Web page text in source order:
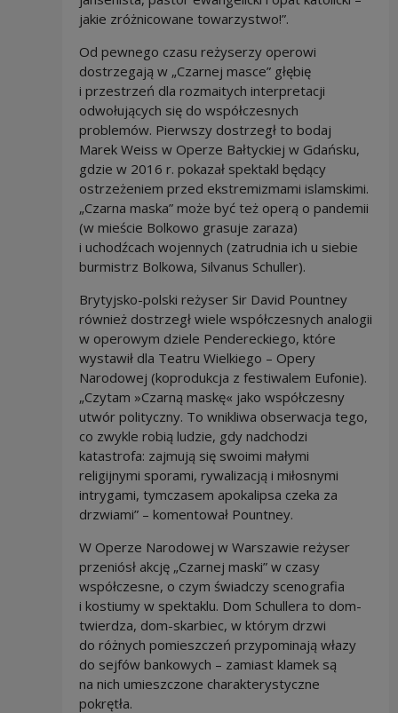
jakie zróżnicowane towarzystwo!”.
Od pewnego czasu reżyserzy operowi
dostrzegają w „Czarnej masce” głębię
i przestrzeń dla rozmaitych interpretacji
odwołujących się do współczesnych
problemów. Pierwszy dostrzegł to bodaj
Marek Weiss w Operze Bałtyckiej w Gdańsku,
gdzie w 2016 r. pokazał spektakl będący
ostrzeżeniem przed ekstremizmami islamskimi.
„Czarna maska” może być też operą o pandemii
(w mieście Bolkowo grasuje zaraza)
i uchodźcach wojennych (zatrudnia ich u siebie
burmistrz Bolkowa, Silvanus Schuller).
Brytyjsko-polski reżyser Sir David Pountney
również dostrzegł wiele współczesnych analogii
w operowym dziele Pendereckiego, które
wystawił dla Teatru Wielkiego – Opery
Narodowej (koprodukcja z festiwalem Eufonie).
„Czytam »Czarną maskę« jako współczesny
utwór polityczny. To wnikliwa obserwacja tego,
co zwykle robią ludzie, gdy nadchodzi
katastrofa: zajmują się swoimi małymi
religijnymi sporami, rywalizacją i miłosnymi
intrygami, tymczasem apokalipsa czeka za
drzwiami” – komentował Pountney.
W Operze Narodowej w Warszawie reżyser
przeniósł akcję „Czarnej maski” w czasy
współczesne, o czym świadczy scenografia
i kostiumy w spektaklu. Dom Schullera to dom-
twierdza, dom-skarbiec, w którym drzwi
do różnych pomieszczeń przypominają włazy
do sejfów bankowych – zamiast klamek są
na nich umieszczone charakterystyczne
pokrętła.